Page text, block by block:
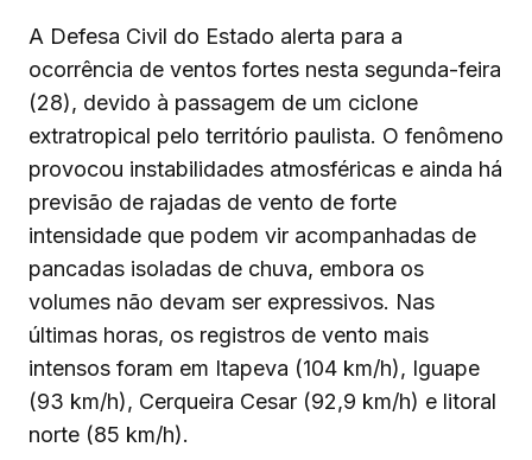
A Defesa Civil do Estado alerta para a
ocorrência de ventos fortes nesta segunda-feira
(28), devido à passagem de um ciclone
extratropical pelo território paulista. O fenômeno
provocou instabilidades atmosféricas e ainda há
previsão de rajadas de vento de forte
intensidade que podem vir acompanhadas de
pancadas isoladas de chuva, embora os
volumes não devam ser expressivos. Nas
últimas horas, os registros de vento mais
intensos foram em Itapeva (104 km/h), Iguape
(93 km/h), Cerqueira Cesar (92,9 km/h) e litoral
norte (85 km/h).